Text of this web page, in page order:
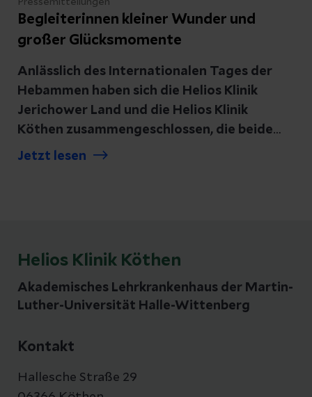
Pressemitteilungen
Begleiterinnen kleiner Wunder und
großer Glücksmomente
Anlässlich des Internationalen Tages der
Hebammen haben sich die Helios Klinik
Jerichower Land und die Helios Klinik
Köthen zusammengeschlossen, die beide
zum Klinikverbund Helios Cluster
Jetzt lesen
Helios Klinik Köthen
Akademisches Lehrkrankenhaus der Martin-
Luther-Universität Halle-Wittenberg
Kontakt
Hallesche Straße 29